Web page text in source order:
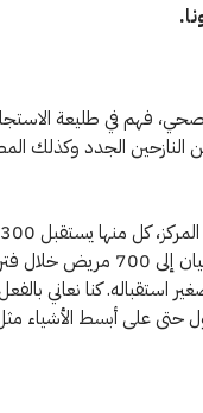
فهم في طليعة
الجدد وكذلك
مريض كل شهر". "يمكن أن تصل هذه الأرقام في بعض
استقباله. كنا نعاني
حتى على أبسط الأشياء